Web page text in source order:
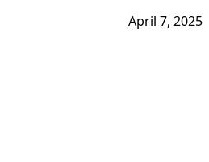
April 7, 2025